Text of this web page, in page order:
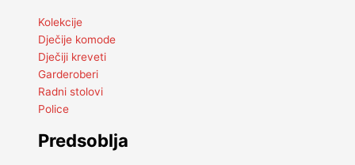
Kolekcije
Dječije komode
Dječiji kreveti
Garderoberi
Radni stolovi
Police
Predsoblja